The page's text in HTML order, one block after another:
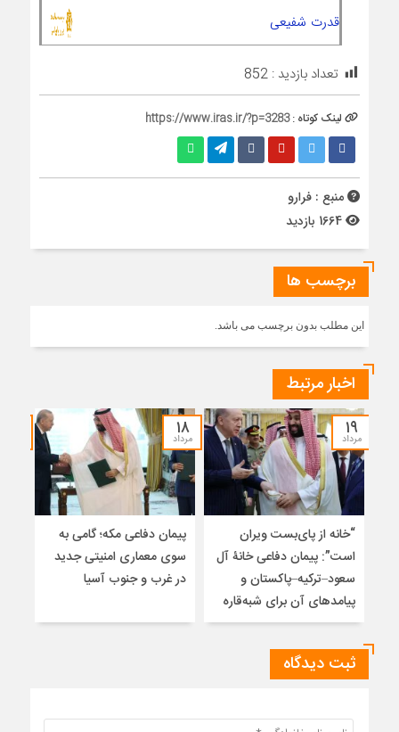
قدرت شفیعی
تعداد بازدید : 852
لینک کوتاه :https://www.iras.ir/?p=3283
منبع : فرارو
برچسب ها
این مطلب بدون برچسب می باشد.
اخبار مرتبط
۱۹
مرداد
“خانه از پای‌بست ویران
است”: پیمان دفاعی خانۀ آل
سعود–ترکیه–پاکستان و
پیامدهای آن برای شبه‌قاره
۱۸
مرداد
پیمان دفاعی مکه؛ گامی به
سوی معماری امنیتی جدید
در غرب و جنوب آسیا
ثبت دیدگاه